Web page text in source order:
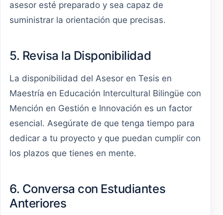
asesor esté preparado y sea capaz de
suministrar la orientación que precisas.
5. Revisa la Disponibilidad
La disponibilidad del Asesor en Tesis en
Maestría en Educación Intercultural Bilingüe con
Mención en Gestión e Innovación es un factor
esencial. Asegúrate de que tenga tiempo para
dedicar a tu proyecto y que puedan cumplir con
los plazos que tienes en mente.
6. Conversa con Estudiantes
Anteriores